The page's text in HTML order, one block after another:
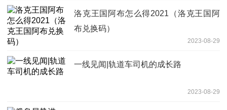
洛克王国阿布怎么得2021（洛克王国阿
布兑换码）
2023-08-29
一线见闻|轨道车司机的成长路
2023-08-29